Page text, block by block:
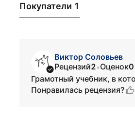
Покупатели 1
Виктор Соловьев
Рецензий2•Оценок0
Грамотный учебник, в
Понравилась рецензия?